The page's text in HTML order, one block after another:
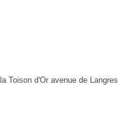
Toison d'Or avenue de Langres,